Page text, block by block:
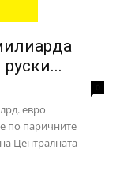
евро
по паричните
Централната